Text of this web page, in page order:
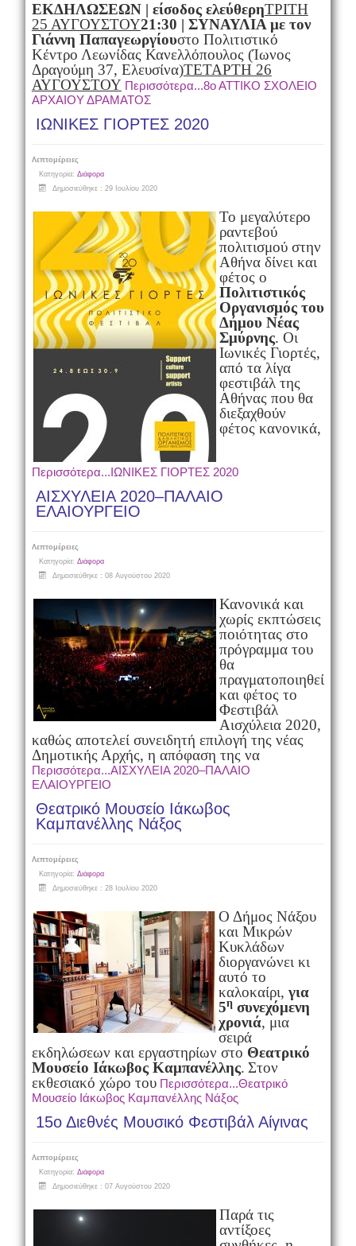
ΕΚΔΗΛΩΣΕΩΝ | είσοδος ελεύθερηΤΡΙΤΗ
25 ΑΥΓΟΥΣΤΟΥ21:30 | ΣΥΝΑΥΛΙΑ με τον
Γιάννη Παπαγεωργίουστο Πολιτιστικό
Κέντρο Λεωνίδας Κανελλόπουλος (Ίωνος
Δραγούμη 37, Ελευσίνα)ΤΕΤΑΡΤΗ 26
ΑΥΓΟΥΣΤΟΥ Περισσότερα...8ο ΑΤΤΙΚΟ ΣΧΟΛΕΙΟ
ΑΡΧΑΙΟΥ ΔΡΑΜΑΤΟΣ
ΙΩΝΙΚΕΣ ΓΙΟΡΤΕΣ 2020
Λεπτομέρειες
Κατηγορία: Διάφορα
Δημοσιεύθηκε : 29 Ιουλίου 2020
Το μεγαλύτερο
ραντεβού
πολιτισμού στην
Αθήνα δίνει και
φέτος ο
Πολιτιστικός
Οργανισμός του
Δήμου Νέας
Σμύρνης. Οι
Ιωνικές Γιορτές,
από τα λίγα
φεστιβάλ της
Αθήνας που θα
διεξαχθούν
φέτος κανονικά,
Περισσότερα...ΙΩΝΙΚΕΣ ΓΙΟΡΤΕΣ 2020
ΑΙΣΧΥΛΕΙΑ 2020–ΠΑΛΑΙΟ
ΕΛΑΙΟΥΡΓΕΙΟ
Λεπτομέρειες
Κατηγορία: Διάφορα
Δημοσιεύθηκε : 08 Αυγούστου 2020
Κανονικά και
χωρίς εκπτώσεις
ποιότητας στο
πρόγραμμα του
θα
πραγματοποιηθεί
και φέτος το
Φεστιβάλ
Αισχύλεια 2020,
καθώς αποτελεί συνειδητή επιλογή της νέας
Δημοτικής Αρχής, η απόφαση της να
Περισσότερα...ΑΙΣΧΥΛΕΙΑ 2020–ΠΑΛΑΙΟ
ΕΛΑΙΟΥΡΓΕΙΟ
Θεατρικό Μουσείο Ιάκωβος
Καμπανέλλης Νάξος
Λεπτομέρειες
Κατηγορία: Διάφορα
Δημοσιεύθηκε : 28 Ιουλίου 2020
Ο Δήμος Νάξου
και Μικρών
Κυκλάδων
διοργανώνει κι
αυτό το
καλοκαίρι, για
5ησυνεχόμενη
χρονιά, μια
σειρά
εκδηλώσεων και εργαστηρίων στο Θεατρικό
Μουσείο Ιάκωβος Καμπανέλλης. Στον
εκθεσιακό χώρο του Περισσότερα...Θεατρικό
Μουσείο Ιάκωβος Καμπανέλλης Νάξος
15ο Διεθνές Μουσικό Φεστιβάλ Αίγινας
Λεπτομέρειες
Κατηγορία: Διάφορα
Δημοσιεύθηκε : 07 Αυγούστου 2020
Παρά τις
αντίξοες